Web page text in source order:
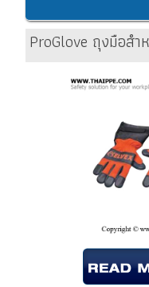
ProGlove ถุงมือสำ